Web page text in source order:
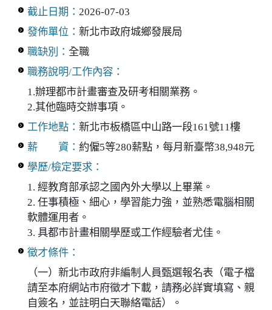
截止日期： 2026-07-03
發佈單位： 新北市政府城鄉發展局
職缺別： 全職
職務說明/工作內容：
1.辦理都市計畫審查及研考相關業務。
2.其他臨時交辦事項。
工作地點： 新北市板橋區中山路一段161號11樓
薪 資： 約僱5等280薪點，每月新臺幣38,948元
學歷/檢定要求：
1. 經教育部承認之國內外大學以上畢業。
2. 任事積極、細心，學習能力強，並熟悉電腦相關
軟體運用者。
3. 具都市計畫相關學歷或工作經驗者尤佳。
徵才條件：
（一）新北市政府非編制人員甄選報名表（電子檔
請至本府網站市府徵才下載，請務必詳實填寫、親
自簽名，並註明白天聯絡電話）。